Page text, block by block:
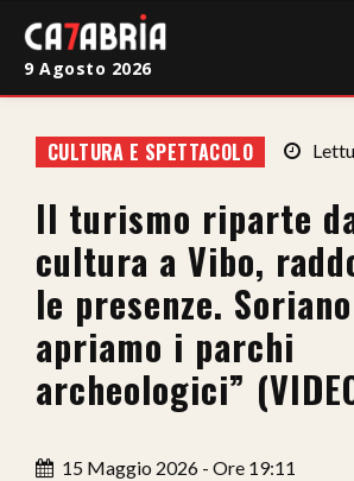
Cronaca
Giudiziaria
Politica
Sport
Attualità
9 Agosto 2026
CULTURA E SPETTACOLO
Il turismo riparte
cultura a Vibo,
le presenze.
apriamo i parchi
archeologici”
15 Maggio 2026 - Ore 19:11